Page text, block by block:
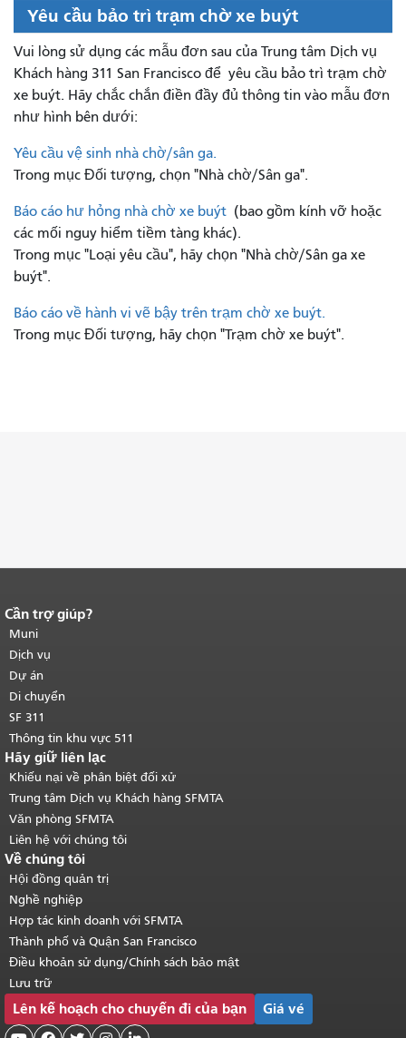
Yêu cầu bảo trì trạm chờ xe buýt
Vui lòng sử dụng các mẫu đơn sau của Trung tâm Dịch vụ
Khách hàng 311 San Francisco để yêu cầu bảo trì trạm chờ
xe buýt. Hãy chắc chắn điền đầy đủ thông tin vào mẫu đơn
như hình bên dưới:
Yêu cầu vệ sinh nhà chờ/sân ga.
Trong mục Đối tượng, chọn "Nhà chờ/Sân ga".
Báo cáo hư hỏng nhà chờ xe buýt (bao gồm kính vỡ hoặc
các mối nguy hiểm tiềm tàng khác).
Trong mục "Loại yêu cầu", hãy chọn "Nhà chờ/Sân ga xe
buýt".
Báo cáo về hành vi vẽ bậy trên trạm chờ xe buýt.
Trong mục Đối tượng, hãy chọn "Trạm chờ xe buýt".
Kết thúc nội dung trang.
của trang này được lặp lại trên mọi
trang.Quay lại đầu trang nội dung
chính.
Cần trợ giúp?
Muni
Dịch vụ
Dự án
Di chuyển
SF 311
Thông tin khu vực 511
Hãy giữ liên lạc
Khiếu nại về phân biệt đối xử
Trung tâm Dịch vụ Khách hàng SFMTA
Văn phòng SFMTA
Liên hệ với chúng tôi
Về chúng tôi
Hội đồng quản trị
Nghề nghiệp
Hợp tác kinh doanh với SFMTA
Thành phố và Quận San Francisco
Điều khoản sử dụng/Chính sách bảo mật
Lưu trữ
Lên kế hoạch cho chuyến đi của bạn Giá vé